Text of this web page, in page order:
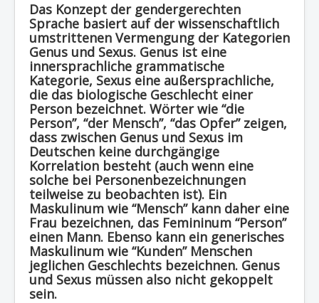
Das Konzept der gendergerechten
Sprache basiert auf der wissenschaftlich
umstrittenen Vermengung der Kategorien
Genus und Sexus. Genus ist eine
innersprachliche grammatische
Kategorie, Sexus eine außersprachliche,
die das biologische Geschlecht einer
Person bezeichnet. Wörter wie “die
Person”, “der Mensch”, “das Opfer” zeigen,
dass zwischen Genus und Sexus im
Deutschen keine durchgängige
Korrelation besteht (auch wenn eine
solche bei Personenbezeichnungen
teilweise zu beobachten ist). Ein
Maskulinum wie “Mensch” kann daher eine
Frau bezeichnen, das Femininum “Person”
einen Mann. Ebenso kann ein generisches
Maskulinum wie “Kunden” Menschen
jeglichen Geschlechts bezeichnen. Genus
und Sexus müssen also nicht gekoppelt
sein.